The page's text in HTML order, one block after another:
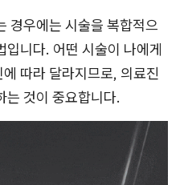
경우에는 시술을 복합적으
입니다. 어떤 시술이 나에게
따라 달라지므로, 의료진
는 것이 중요합니다.